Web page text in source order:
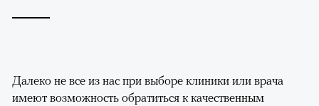
Далеко не все из нас при выборе клиники или врача
имеют возможность обратиться к качественным